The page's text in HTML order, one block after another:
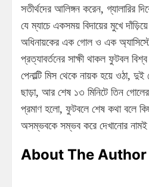
সতীর্থদের আলিঙ্গন করেন, গ্যালারির
যে ম্যাচে একসময় বিদায়ের মুখে
অধিনায়কের এক গোল ও এক
প্রত্যাবর্তনের সাক্ষী থাকল ফুটবল
পেনাল্টি মিস থেকে নায়ক হয়ে ওঠা,
ছাড়া, আর শেষ ১৩ মিনিটে তিন
প্রমাণ হলো, ফুটবলে শেষ কথা বলে
অসম্ভবকে সম্ভব করে দেখানোর নামই
About The Author